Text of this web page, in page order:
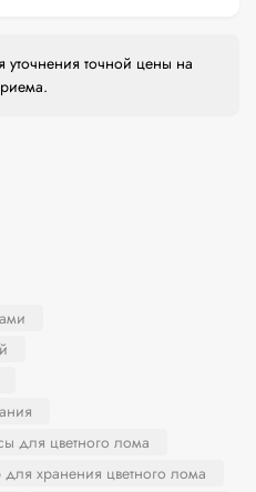
уточнения точной цены на
для цветного лома
для хранения цветного лома